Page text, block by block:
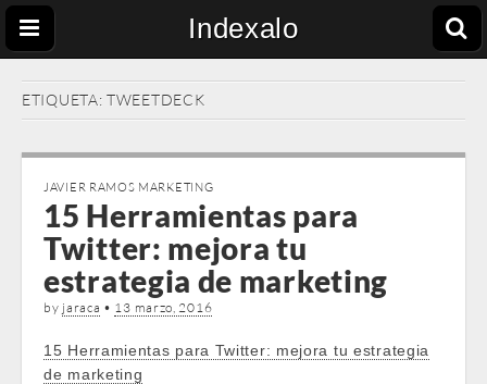
Indexalo
ETIQUETA: TWEETDECK
JAVIER RAMOS MARKETING
15 Herramientas para
Twitter: mejora tu
estrategia de marketing
by jaraca • 13 marzo, 2016
15 Herramientas para Twitter: mejora tu estrategia
de marketing